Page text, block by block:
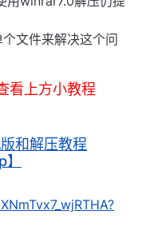
文件来解决这个问
看上方小教程
和解压教程